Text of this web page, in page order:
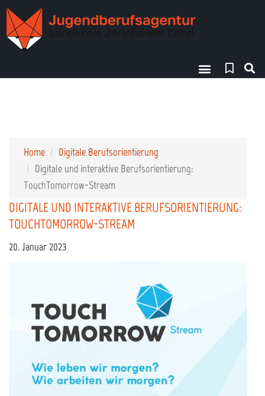
Home
Digitale Berufsorientierung
Digitale und interaktive Berufsorientierung:
TouchTomorrow-Stream
DIGITALE UND INTERAKTIVE BERUFSORIENTIERUNG:
TOUCHTOMORROW-STREAM
20. Januar 2023